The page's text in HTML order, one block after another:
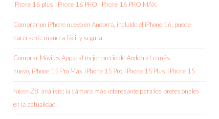
iPhone 16 plus, iPhone 16 PRO, iPhone 16 PRO MAX.
Comprar un iPhone nuevo en Andorra, incluido el iPhone 16, puede
hacerse de manera fácil y segura
Comprar Móviles Apple al mejor precio de Andorra Lo más
nuevo, iPhone 15 Pro Max, iPhone 15 Pro, iPhone 15 Plus, iPhone 15
Nikon Z8, análisis: la cámara más interesante para los profesionales
en la actualidad